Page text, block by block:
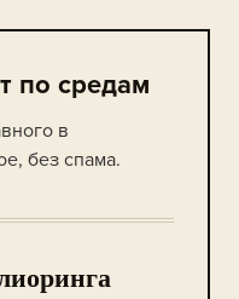
по средам
в
без спама.